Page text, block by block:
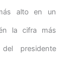
alto en un
la cifra más
presidente